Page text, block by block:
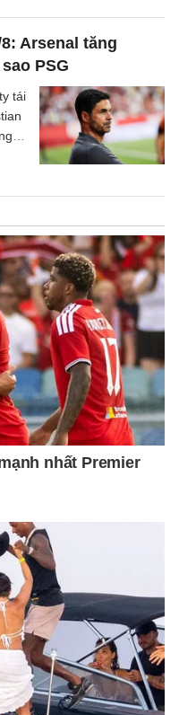
Arsenal tăng
PSG
tái